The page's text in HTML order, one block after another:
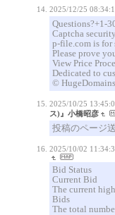
2025/12/25
Questions?+1-
Captcha
p-file.com is for
Please prove
View Price
Dedicated to
©
2025/10/25
ス)』小橋昭彦
投稿のページ
2025/10/02
Bid Status
Current Bid
The current
Bids
The total